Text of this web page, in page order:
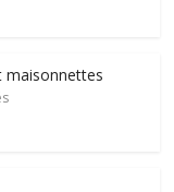
maisonnettes